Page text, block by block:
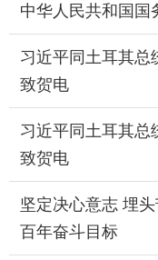
中华人民共和国国
习近平同土耳其总
致贺电
习近平同土耳其总
致贺电
坚定决心意志 埋
百年奋斗目标